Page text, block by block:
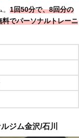
1回50分で、8回分の
料でパーソナルトレーニ
ジム金沢/石川